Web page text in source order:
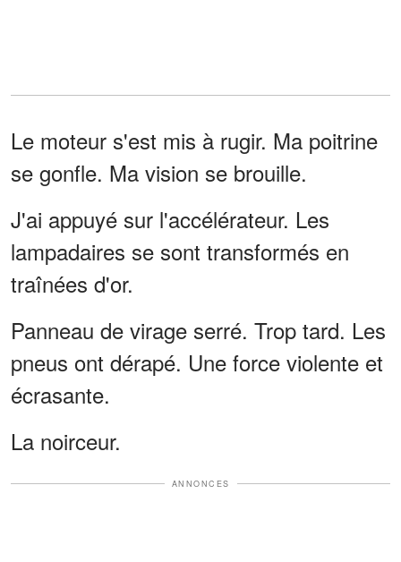
Le moteur s'est mis à rugir. Ma poitrine
se gonfle. Ma vision se brouille.
J'ai appuyé sur l'accélérateur. Les
lampadaires se sont transformés en
traînées d'or.
Panneau de virage serré. Trop tard. Les
pneus ont dérapé. Une force violente et
écrasante.
La noirceur.
ANNONCES